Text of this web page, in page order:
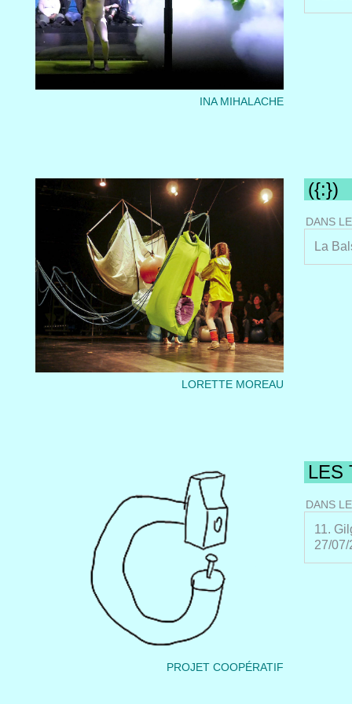
INA MIHALACHE
LORETTE MOREAU
({:})
DANS
La
PROJET COOPÉRATIF
LES
DANS
11.
27/